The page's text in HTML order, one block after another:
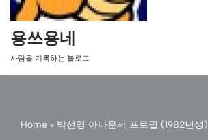
기
용쓰용네
사람을 기록하는 블로그
Home » 박선영 아나운서 프로필 (1982년생)